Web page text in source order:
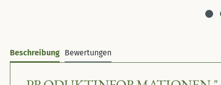
Beschreibung Bewertungen